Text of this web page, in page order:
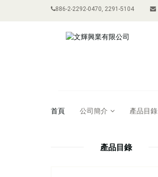
886-2-2292-0470, 2291-5104
首頁 公司簡介 產品目錄
產品目錄